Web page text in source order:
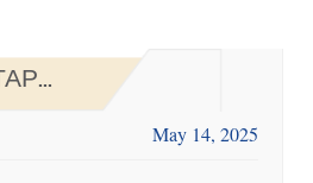
May 14, 2025